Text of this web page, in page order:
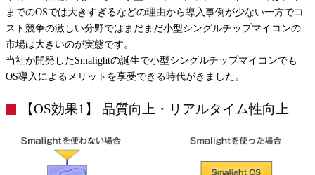
お問い合わせ
English
までのOSでは大きすぎるなどの理由から導入事例が少ない一方でコ
スト競争の激しい分野ではまだまだ小型シングルチップマイコンの
市場は大きいのが実態です。
当社が開発したSmalightの誕生で小型シングルチップマイコンでも
OS導入によるメリットを享受できる時代がきました。
【OS効果1】 品質向上・リアルタイム性向上